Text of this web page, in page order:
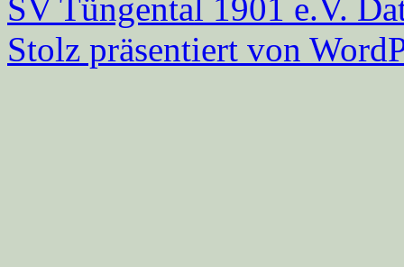
SV Tüngental 1901 e.V.
Stolz präsentiert von